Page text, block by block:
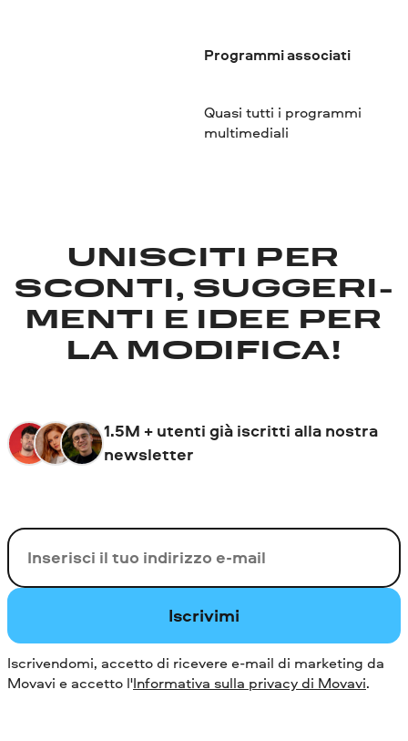
Programmi associati
Quasi tutti i programmi
multimediali
UNISCITI PER
SCONTI, SUGGERI­
MENTI E IDEE PER
LA MODIFICA!
1.5M + utenti già iscritti alla nostra
newsletter
La tua e-mail
Iscrivimi
Iscrivendomi, accetto di ricevere e-mail di marketing da
Movavi e accetto l'Informativa sulla privacy di Movavi.